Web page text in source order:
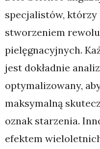
specjalistów, którzy
stworzeniem
pielęgnacyjnych.
jest dokładnie
optymalizowany,
maksymalną
oznak starzenia.
efektem